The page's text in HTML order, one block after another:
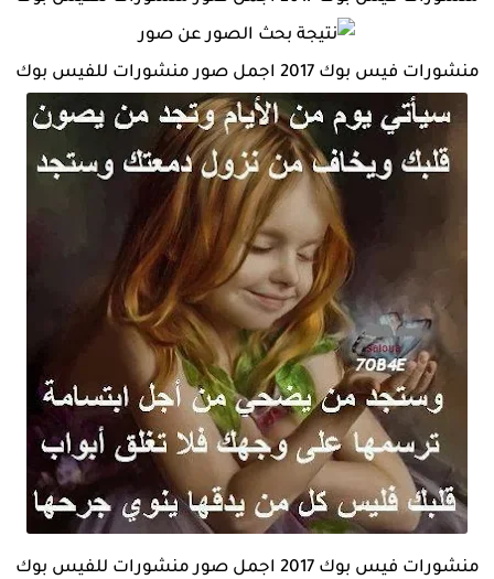
منشورات فيس بوك 2017 اجمل صور منشورات للفيس بوك
منشورات فيس بوك 2017 اجمل صور منشورات للفيس بوك